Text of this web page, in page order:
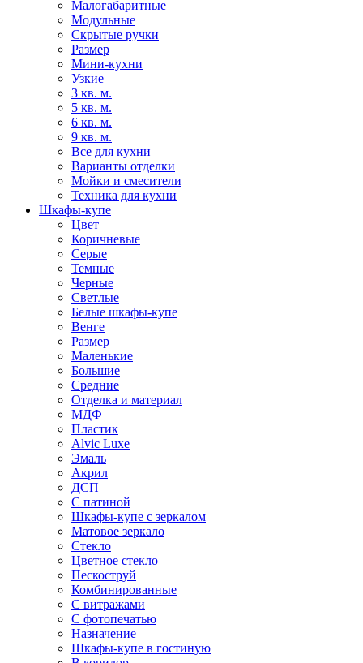
Малогабаритные
Модульные
Скрытые ручки
Размер
Мини-кухни
Узкие
3 кв. м.
5 кв. м.
6 кв. м.
9 кв. м.
Все для кухни
Варианты отделки
Мойки и смесители
Техника для кухни
Шкафы-купе
Цвет
Коричневые
Серые
Темные
Черные
Светлые
Белые шкафы-купе
Венге
Размер
Маленькие
Большие
Средние
Отделка и материал
МДФ
Пластик
Alvic Luxe
Эмаль
Акрил
ДСП
С патиной
Шкафы-купе с зеркалом
Матовое зеркало
Стекло
Цветное стекло
Пескоструй
Комбинированные
С витражами
С фотопечатью
Назначение
Шкафы-купе в гостиную